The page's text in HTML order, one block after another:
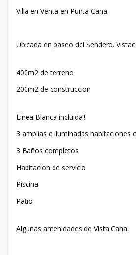
Villa en Venta en Punta Cana.
Ubicada en paseo del Sendero.
400m2 de terreno
200m2 de construccion
Linea Blanca incluida!!
3 amplias e iluminadas habitaciones
3 Baños completos
Habitacion de servicio
Piscina
Patio
Algunas amenidades de Vista Cana: